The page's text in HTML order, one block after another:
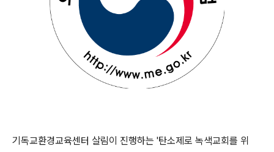
기독교환경교육센터 살림이 진행하는 '탄소제로 녹색교회를 위